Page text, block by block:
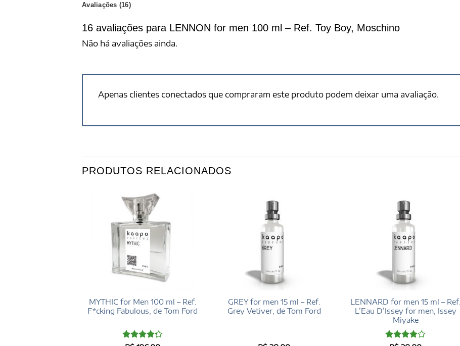
Avaliações (16)
16 avaliações para LENNON for men 100 ml – Ref. Toy Boy, Moschino
Não há avaliações ainda.
Apenas clientes conectados que compraram este produto podem deixar uma avaliação.
PRODUTOS RELACIONADOS
MYTHIC for Men 100 ml – Ref.
F*cking Fabulous, de Tom Ford
GREY for men 15 ml – Ref.
Grey Vetiver, de Tom Ford
LENNARD for men 15 ml – Ref.
L’Eau D’Issey for men, Issey
Miyake